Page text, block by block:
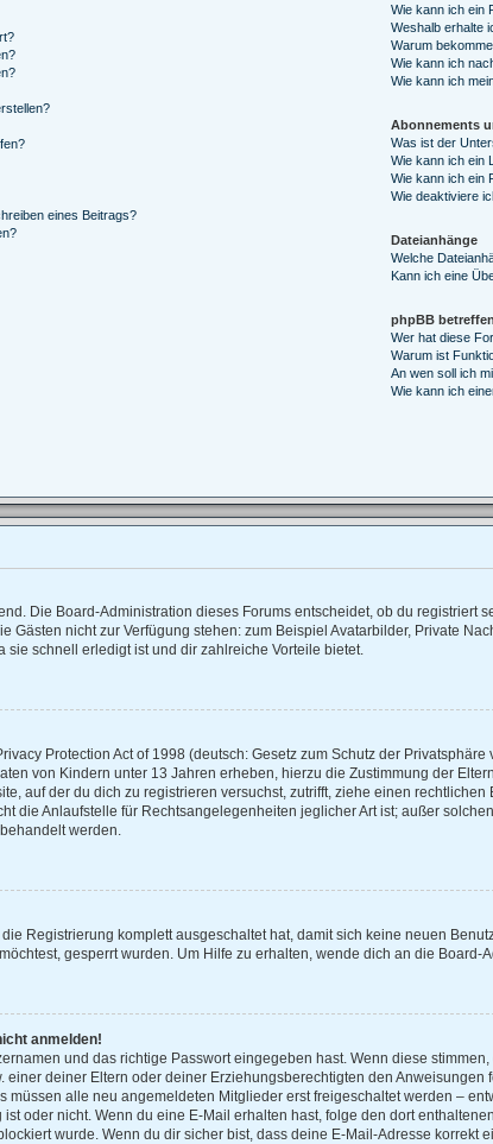
eines Beitrags?
Wie kann ich ein
Weshalb erhalte
Warum
Wie kann ich
Wie kann ich
Abonnements
Was ist der
Wie kann ich ein
Wie kann ich ein
Wie deaktiviere
Dateianhänge
Welche
Kann ich eine
phpBB
Wer hat diese
Warum ist
An wen soll ich
Wie kann ich
Die Board-Administration dieses Forums entscheidet, ob du registriert
Gästen nicht zur Verfügung stehen: zum Beispiel Avatarbilder, Private
schnell erledigt ist und dir zahlreiche Vorteile bietet.
Protection Act of 1998 (deutsch: Gesetz zum Schutz der
von Kindern unter 13 Jahren erheben, hierzu die Zustimmung der
auf der du dich zu registrieren versuchst, zutrifft, ziehe einen
die Anlaufstelle für Rechtsangelegenheiten jeglicher Art ist; außer
werden.
Registrierung komplett ausgeschaltet hat, damit sich keine neuen
gesperrt wurden. Um Hilfe zu erhalten, wende dich an die Board-
anmelden!
und das richtige Passwort eingegeben hast. Wenn diese
einer deiner Eltern oder deiner Erziehungsberechtigten den
alle neu angemeldeten Mitglieder erst freigeschaltet werden –
oder nicht. Wenn du eine E-Mail erhalten hast, folge den dort
wurde. Wenn du dir sicher bist, dass deine E-Mail-Adresse korrekt